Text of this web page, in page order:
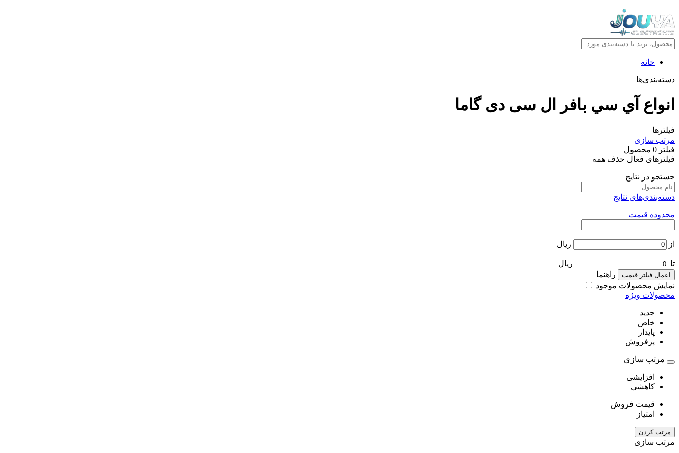
خانه
دسته‌بندی‌ها
انواع آي سي بافر ال سی دی گاما
فیلترها
مرتب سازی
فیلتر 0 محصول
فیلترهای فعال حذف همه
جستجو در نتایج
دسته‌بندی‌های نتایج
محدوده قیمت
از ریال
تا ریال
اعمال فیلتر قیمت
راهنما
نمایش محصولات موجود
محصولات ویژه
جدید
خاص
پایدار
پرفروش
مرتب سازی
افزایشی
کاهشی
قیمت فروش
امتیاز
مرتب کردن
مرتب سازی